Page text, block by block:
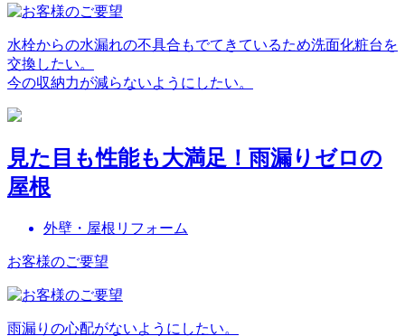
水栓からの水漏れの不具合もでてきているため洗面化粧台を
交換したい。
今の収納力が減らないようにしたい。
見た目も性能も大満足！雨漏りゼロの
屋根
外壁・屋根リフォーム
お客様のご要望
雨漏りの心配がないようにしたい。